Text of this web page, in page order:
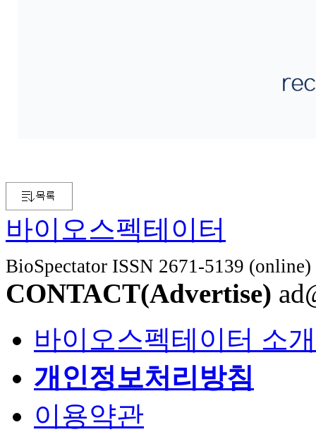
바이오스펙테이터
BioSpectator ISSN 2671-5139 (online)
CONTACT(Advertise)
바이오스펙테이터 소개
개인정보처리방침
이용약관